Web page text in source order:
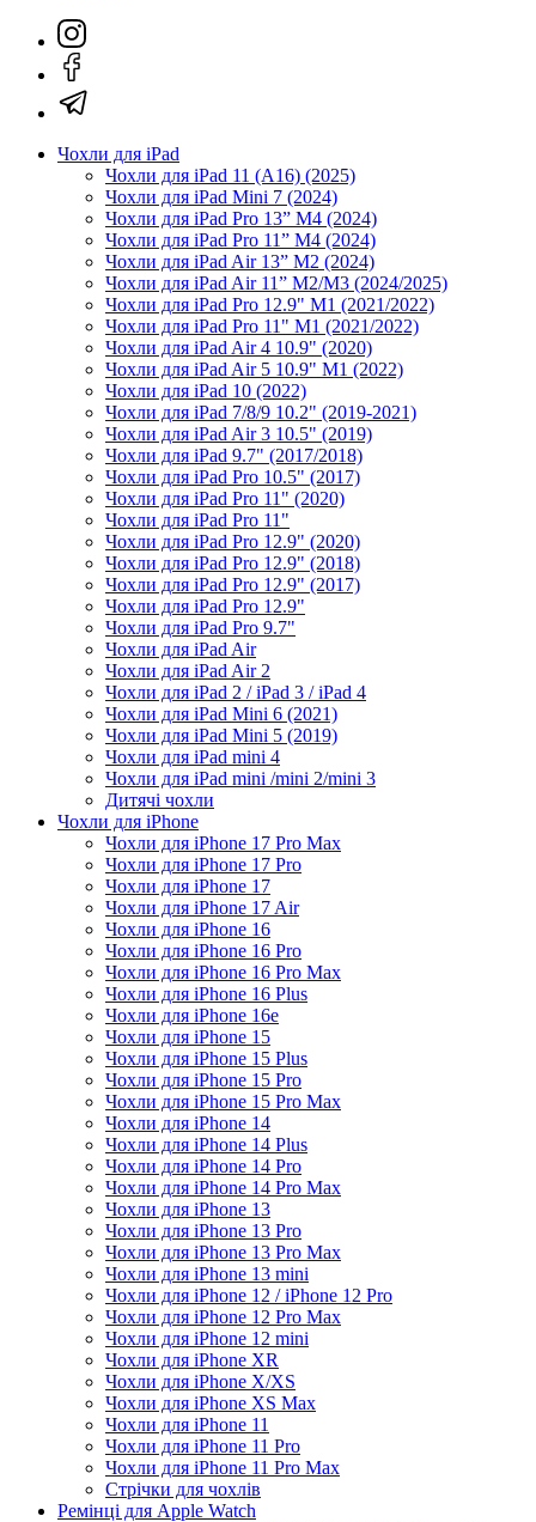
Чохли для iPad
Чохли для iPad 11 (A16) (2025)
Чохли для iPad Mini 7 (2024)
Чохли для iPad Pro 13” M4 (2024)
Чохли для iPad Pro 11” M4 (2024)
Чохли для iPad Air 13” M2 (2024)
Чохли для iPad Air 11” M2/M3 (2024/2025)
Чохли для iPad Pro 12.9" M1 (2021/2022)
Чохли для iPad Pro 11" M1 (2021/2022)
Чохли для iPad Air 4 10.9" (2020)
Чохли для iPad Air 5 10.9" M1 (2022)
Чохли для iPad 10 (2022)
Чохли для iPad 7/8/9 10.2" (2019-2021)
Чохли для iPad Air 3 10.5" (2019)
Чохли для iPad 9.7" (2017/2018)
Чохли для iPad Pro 10.5" (2017)
Чохли для iPad Pro 11" (2020)
Чохли для iPad Pro 11"
Чохли для iPad Pro 12.9" (2020)
Чохли для iPad Pro 12.9" (2018)
Чохли для iPad Pro 12.9" (2017)
Чохли для iPad Pro 12.9"
Чохли для iPad Pro 9.7"
Чохли для iPad Air
Чохли для iPad Air 2
Чохли для iPad 2 / iPad 3 / iPad 4
Чохли для iPad Mini 6 (2021)
Чохли для iPad Mini 5 (2019)
Чохли для iPad mini 4
Чохли для iPad mini /mini 2/mini 3
Дитячі чохли
Чохли для iPhone
Чохли для iPhone 17 Pro Max
Чохли для iPhone 17 Pro
Чохли для iPhone 17
Чохли для iPhone 17 Air
Чохли для iPhone 16
Чохли для iPhone 16 Pro
Чохли для iPhone 16 Pro Max
Чохли для iPhone 16 Plus
Чохли для iPhone 16e
Чохли для iPhone 15
Чохли для iPhone 15 Plus
Чохли для iPhone 15 Pro
Чохли для iPhone 15 Pro Max
Чохли для iPhone 14
Чохли для iPhone 14 Plus
Чохли для iPhone 14 Pro
Чохли для iPhone 14 Pro Max
Чохли для iPhone 13
Чохли для iPhone 13 Pro
Чохли для iPhone 13 Pro Max
Чохли для iPhone 13 mini
Чохли для iPhone 12 / iPhone 12 Pro
Чохли для iPhone 12 Pro Max
Чохли для iPhone 12 mini
Чохли для iPhone XR
Чохли для iPhone X/XS
Чохли для iPhone XS Max
Чохли для iPhone 11
Чохли для iPhone 11 Pro
Чохли для iPhone 11 Pro Max
Стрічки для чохлів
Ремінці для Apple Watch